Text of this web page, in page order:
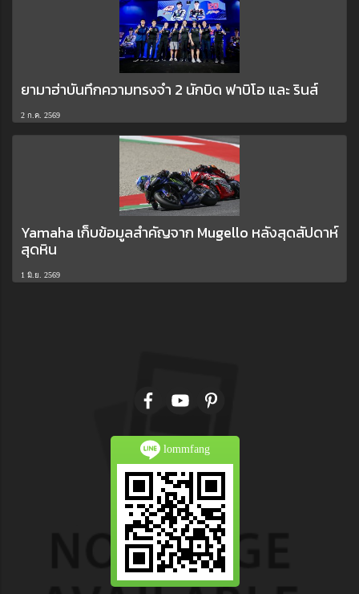
ยามาฮ่าบันทึกความทรงจำ 2 นักบิด ฟาบิโอ และ รินส์
2 ก.ค. 2569
Yamaha เก็บข้อมูลสำคัญจาก Mugello หลังสุดสัปดาห์
สุดหิน
1 มิ.ย. 2569
lommfang